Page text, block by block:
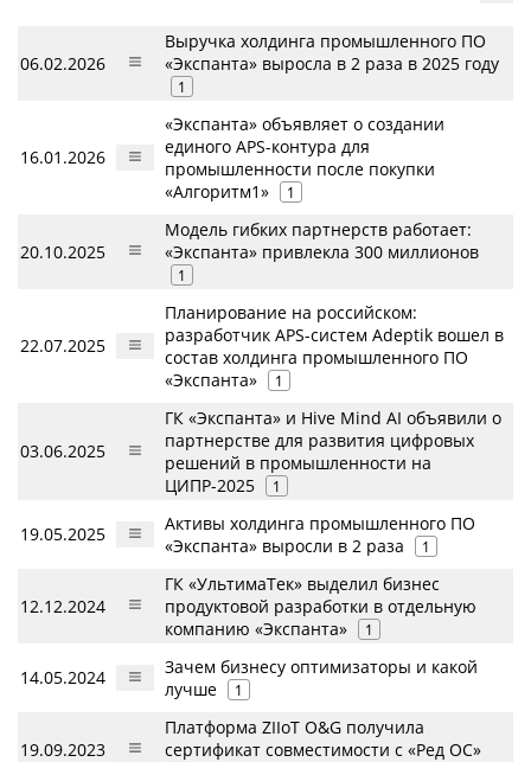
06.02.2026
Выручка холдинга промышленного ПО
«Экспанта» выросла в 2 раза в 2025 году
1
16.01.2026
«Экспанта» объявляет о создании
единого APS-контура для
промышленности после покупки
«Алгоритм1»
1
20.10.2025
Модель гибких партнерств работает:
«Экспанта» привлекла 300 миллионов
1
22.07.2025
Планирование на российском:
разработчик APS-систем Adeptik вошел в
состав холдинга промышленного ПО
«Экспанта»
1
03.06.2025
ГК «Экспанта» и Hive Mind AI объявили о
партнерстве для развития цифровых
решений в промышленности на
ЦИПР-2025
1
19.05.2025
Активы холдинга промышленного ПО
«Экспанта» выросли в 2 раза
1
12.12.2024
ГК «УльтимаТек» выделил бизнес
продуктовой разработки в отдельную
компанию «Экспанта»
1
14.05.2024
Зачем бизнесу оптимизаторы и какой
лучше
1
19.09.2023
Платформа ZIIoT O&G получила
сертификат совместимости с «Ред ОС»